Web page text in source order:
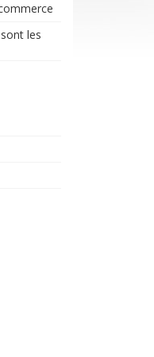
les